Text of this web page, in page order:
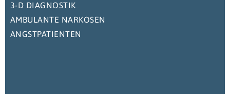
3-D DIAGNOSTIK
AMBULANTE NARKOSEN
ANGSTPATIENTEN